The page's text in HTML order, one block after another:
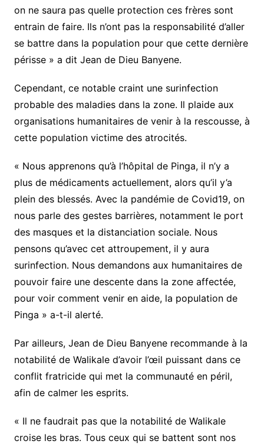
on ne saura pas quelle protection ces frères sont
entrain de faire. Ils n’ont pas la responsabilité d’aller
se battre dans la population pour que cette dernière
périsse » a dit Jean de Dieu Banyene.
Cependant, ce notable craint une surinfection
probable des maladies dans la zone. Il plaide aux
organisations humanitaires de venir à la rescousse, à
cette population victime des atrocités.
« Nous apprenons qu’à l’hôpital de Pinga, il n’y a
plus de médicaments actuellement, alors qu’il y’a
plein des blessés. Avec la pandémie de Covid19, on
nous parle des gestes barrières, notamment le port
des masques et la distanciation sociale. Nous
pensons qu’avec cet attroupement, il y aura
surinfection. Nous demandons aux humanitaires de
pouvoir faire une descente dans la zone affectée,
pour voir comment venir en aide, la population de
Pinga » a-t-il alerté.
Par ailleurs, Jean de Dieu Banyene recommande à la
notabilité de Walikale d’avoir l’œil puissant dans ce
conflit fratricide qui met la communauté en péril,
afin de calmer les esprits.
« Il ne faudrait pas que la notabilité de Walikale
croise les bras. Tous ceux qui se battent sont nos